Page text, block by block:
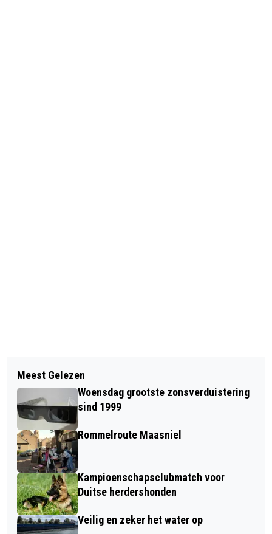
VEEL VRAAG NAAR
VRIJWILLIGERSTAXI - BREEK DE WEEK
VOORVERKOOP FEESTAVOND 'FOUT OF
GOUD' TIJDENS LVK-WEEKEND
GESTART
Meest Gelezen
Woensdag grootste zonsverduistering
sind 1999
Rommelroute Maasniel
Kampioenschapsclubmatch voor
Duitse herdershonden
Veilig en zeker het water op